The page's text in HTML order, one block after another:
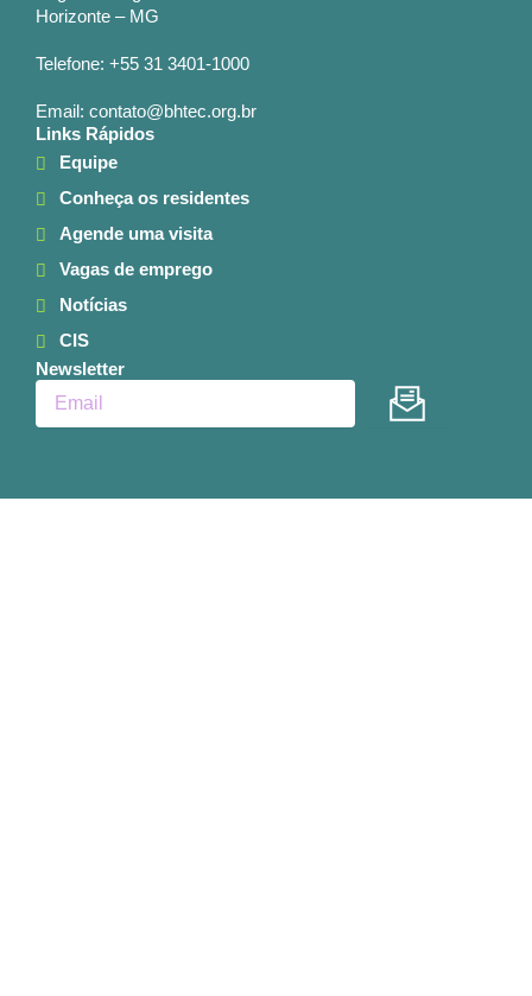
Horizonte – MG
Telefone: +55 31 3401-1000
Email: contato@bhtec.org.br
Links Rápidos
Equipe
Conheça os residentes
Agende uma visita
Vagas de emprego
Notícias
CIS
Newsletter
Enviar